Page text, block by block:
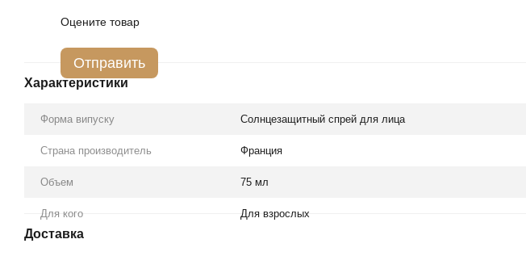
Оцените товар
Отправить
Характеристики
Форма випуску Солнцезащитный спрей для лица
Страна производитель Франция
Объем 75 мл
Для кого Для взрослых
Доставка